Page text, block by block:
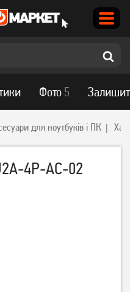
для ноутбуків і ПК
4P-AC-02
Фото 5